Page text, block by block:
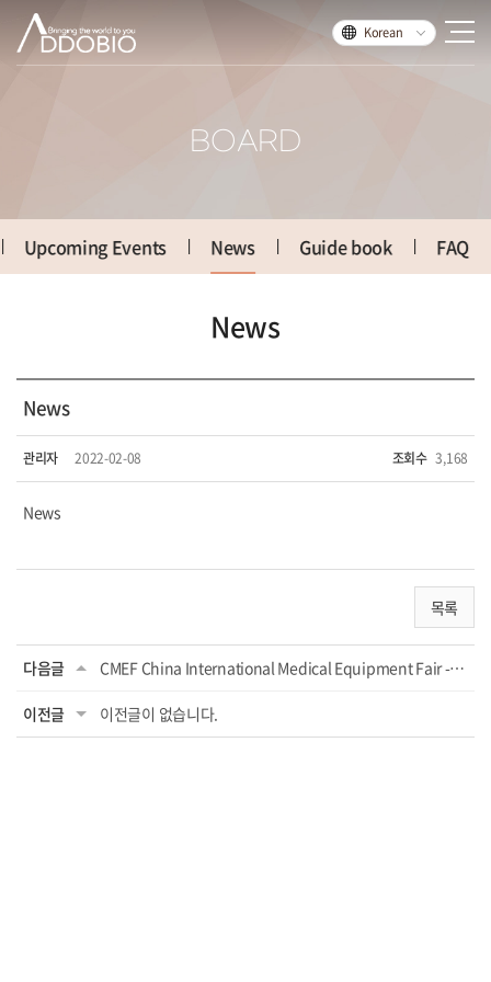
Korean
BOARD
Upcoming Events News Guide book FAQ
News
News
관리자 2022-02-08 조회수 3,168
News
목록
다음글 CMEF China International Medical Equipment Fair - 2016
이전글 이전글이 없습니다.